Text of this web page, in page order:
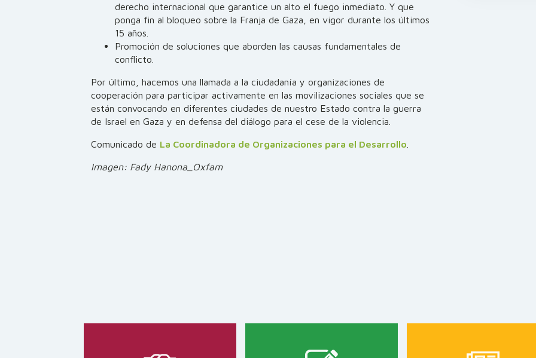
derecho internacional que garantice un alto el fuego inmediato. Y que
ponga fin al bloqueo sobre la Franja de Gaza, en vigor durante los últimos
15 años.
Promoción de soluciones que aborden las causas fundamentales de
conflicto.
Por último, hacemos una llamada a la ciudadanía y organizaciones de
cooperación para participar activamente en las movilizaciones sociales que se
están convocando en diferentes ciudades de nuestro Estado contra la guerra
de Israel en Gaza y en defensa del diálogo para el cese de la violencia.
Comunicado de La Coordinadora de Organizaciones para el Desarrollo
Imagen: Fady Hanona_Oxfam